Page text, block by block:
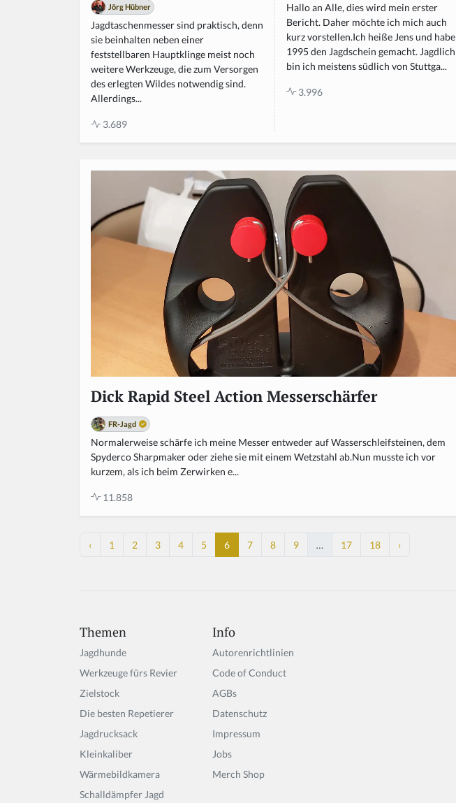
Jörg Hübner
Jagdtaschenmesser sind praktisch, denn
sie beinhalten neben einer
feststellbaren Hauptklinge meist noch
weitere Werkzeuge, die zum Versorgen
des erlegten Wildes notwendig sind.
Allerdings...
3.689
Hallo an Alle, dies wird mein erster
Bericht. Daher möchte ich mich auch
kurz vorstellen.Ich heiße Jens und habe
1995 den Jagdschein gemacht. Jagdlich
bin ich meistens südlich von Stuttga...
3.996
Dick Rapid Steel Action Messerschärfer
FR-Jagd
Normalerweise schärfe ich meine Messer entweder auf Wasserschleifsteinen, dem
Spyderco Sharpmaker oder ziehe sie mit einem Wetzstahl ab.Nun musste ich vor
kurzem, als ich beim Zerwirken e...
11.858
‹ 1 2 3 4 5 6 7 8 9 … 17 18 ›
Themen
Jagdhunde
Werkzeuge fürs Revier
Zielstock
Die besten Repetierer
Jagdrucksack
Kleinkaliber
Wärmebildkamera
Schalldämpfer Jagd
Info
Autorenrichtlinien
Code of Conduct
AGBs
Datenschutz
Impressum
Jobs
Merch Shop